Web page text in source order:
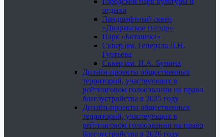
отдыха
Ландшафтный сквер
«Дворянское гнездо»
Парк «Ботаника»
Сквер им. Генерала Л.Н.
Гуртьева
Сквер им. И.А. Бунина
Дизайн-проекты общественных
территорий, участвующих в
рейтинговом голосовании на право
благоустройства в 2025 году
Дизайн-проекты общественных
территорий, участвующих в
рейтинговом голосовании на право
благоустройства в 2026 году